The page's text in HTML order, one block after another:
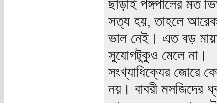
ছাড়াই পঙ্গপালের মত
সত্য হয়, তাহলে
ভাল নেই। এত বড়
সুযোগটুকুও মেলে না।
সংখ্যাধিক্যের জোরে
নয়। বাবরী মসজিদের